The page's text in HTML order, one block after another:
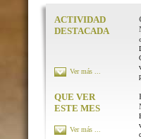
ACTIVIDAD
DESTACADA
Ver más ...
QUE VER
ESTE MES
Ver más ...